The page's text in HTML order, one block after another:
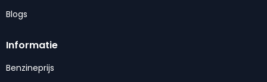
Blogs
Informatie
Benzineprijs